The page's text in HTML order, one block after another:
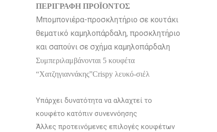
ΠΕΡΙΓΡΑΦΗ ΠΡΟΪΟΝΤΟΣ
Μπομπονιέρα-προσκλητήριο σε κουτάκι
θεματικό καμηλοπάρδαλη, προσκλητήριο
και σαπούνι σε σχήμα καμηλοπάρδαλη
Συμπεριλαμβάνονται 5 κουφέτα
“Χατζηγιαννάκης”Crispy λευκό-σιέλ
Υπάρχει δυνατότητα να αλλαχτεί το
κουφέτο κατόπιν συνεννόησης
Άλλες προτεινόμενες επιλογές κουφέτων